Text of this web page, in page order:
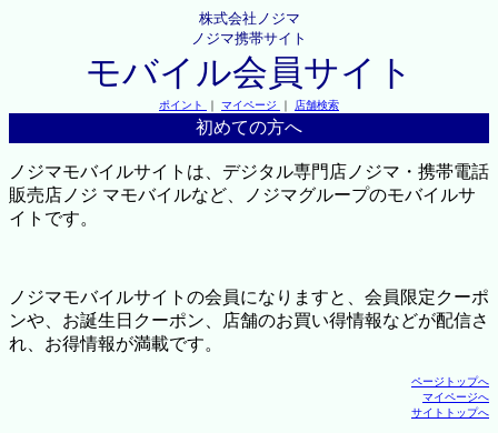
株式会社ノジマ
ノジマ携帯サイト
モバイル会員サイト
ポイント ｜ マイページ ｜ 店舗検索
初めての方へ
ノジマモバイルサイトは、デジタル専門店ノジマ・携帯電話
販売店ノジ マモバイルなど、ノジマグループのモバイルサ
イトです。
ノジマモバイルサイトの会員になりますと、会員限定クーポ
ンや、お誕生日クーポン、店舗のお買い得情報などが配信さ
れ、お得情報が満載です。
ページトップへ
マイページへ
サイトトップへ